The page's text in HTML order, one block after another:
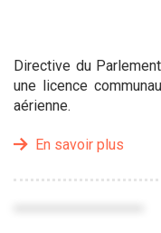
Directive du
une licence
aérienne.
En savoir plus